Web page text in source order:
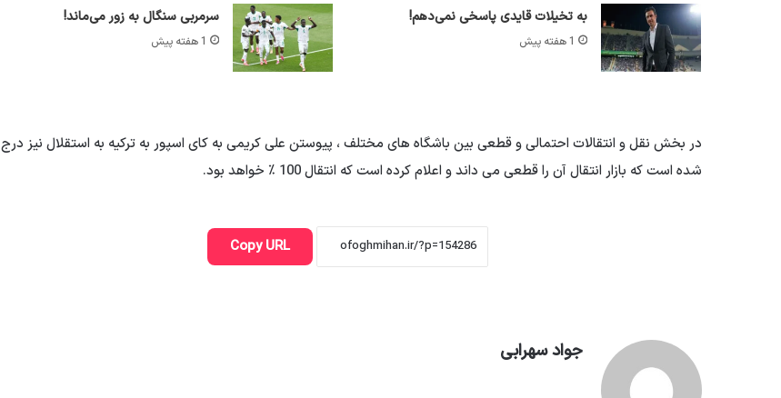
به تخیلات قایدی پاسخی نمی‌دهم!
1 هفته پیش
سرمربی سنگال به زور می‌ماند!
1 هفته پیش
در بخش نقل و انتقالات احتمالی و قطعی بین باشگاه های مختلف ، پیوستن علی کریمی به کای اسپور به ترکیه به استقلال نیز درج
شده است که بازار انتقال آن را قطعی می داند و اعلام کرده است که انتقال 100 ٪ خواهد بود.
Copy URL
جواد سهرابی